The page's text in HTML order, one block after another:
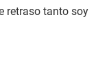
retraso tanto soy